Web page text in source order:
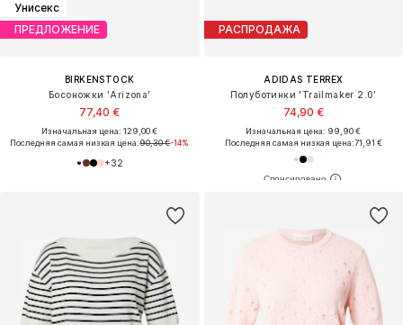
Унисекс
ПРЕДЛОЖЕНИЕ
BIRKENSTOCK
Босоножки 'Arizona'
77,40 €
Изначальная цена: 129,00 €
Последняя самая низкая цена:90,30 €-14%
+32
РАСПРОДАЖА
ADIDAS TERREX
Полуботинки 'Trailmaker 2.0'
74,90 €
Изначальная цена: 99,90 €
Последняя самая низкая цена:71,91 €